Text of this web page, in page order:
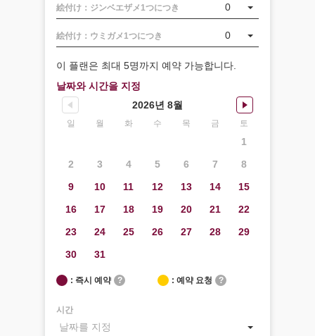
絵付け：ジンベエザメ1つにつき 0
絵付け：ウミガメ1つにつき 0
이 플랜은 최대 5명까지 예약 가능합니다.
날짜와 시간을 지정
2026년 8월
일 월 화 수 목 금 토
1
2
3 4 5 6 7
8
9
10 11 12 13 14
15
16
17 18 19 20 21
22
23
24 25 26 27 28
29
30
31
: 즉시 예약 ? : 예약 요청 ?
시간